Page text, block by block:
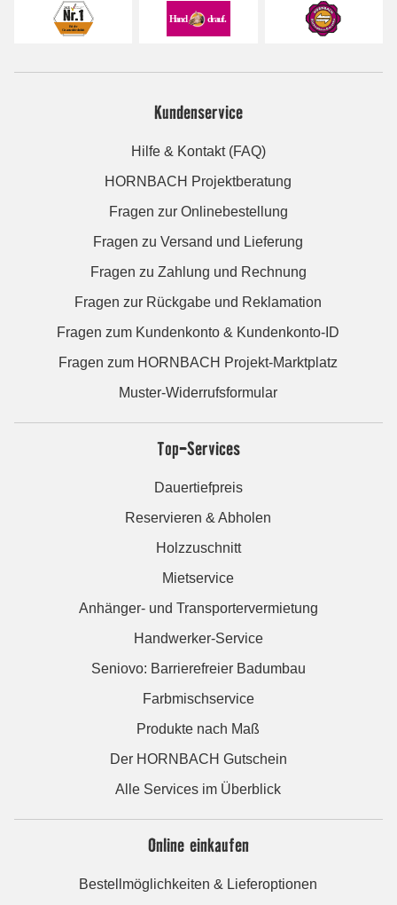
Kundenservice
Hilfe & Kontakt (FAQ)
HORNBACH Projektberatung
Fragen zur Onlinebestellung
Fragen zu Versand und Lieferung
Fragen zu Zahlung und Rechnung
Fragen zur Rückgabe und Reklamation
Fragen zum Kundenkonto & Kundenkonto-ID
Fragen zum HORNBACH Projekt-Marktplatz
Muster-Widerrufsformular
Top-Services
Dauertiefpreis
Reservieren & Abholen
Holzzuschnitt
Mietservice
Anhänger- und Transportervermietung
Handwerker-Service
Seniovo: Barrierefreier Badumbau
Farbmischservice
Produkte nach Maß
Der HORNBACH Gutschein
Alle Services im Überblick
Online einkaufen
Bestellmöglichkeiten & Lieferoptionen